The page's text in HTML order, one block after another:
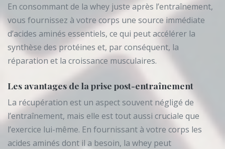
En consommant de la whey juste après l’entraînement,
vous fournissez à votre corps une source immédiate
d’acides aminés essentiels, ce qui peut accélérer la
synthèse des protéines et, par conséquent, la
réparation et la croissance musculaires.
Les avantages de la prise post-entraînement
La récupération est un aspect souvent négligé de
l’entraînement, mais elle est tout aussi cruciale que
l’exercice lui-même. En fournissant à votre corps les
acides aminés dont il a besoin, la whey peut